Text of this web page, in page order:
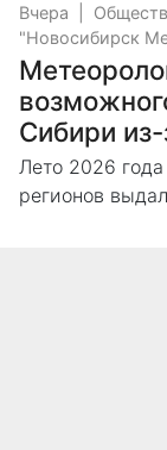
Вчера
"Новосибирск
Сибири из-
Лето 2026
регионов